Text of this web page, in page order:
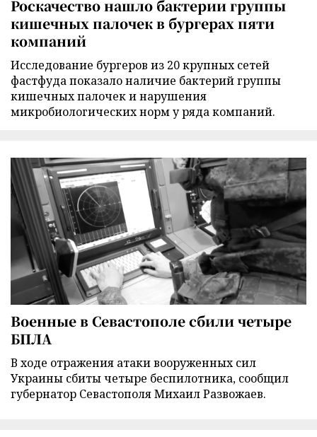
Роскачество нашло бактерии группы
кишечных палочек в бургерах пяти
компаний
Исследование бургеров из 20 крупных сетей
фастфуда показало наличие бактерий группы
кишечных палочек и нарушения
микробиологических норм у ряда компаний.
Военные в Севастополе сбили четыре
БПЛА
В ходе отражения атаки вооруженных сил
Украины сбиты четыре беспилотника, сообщил
губернатор Севастополя Михаил Развожаев.